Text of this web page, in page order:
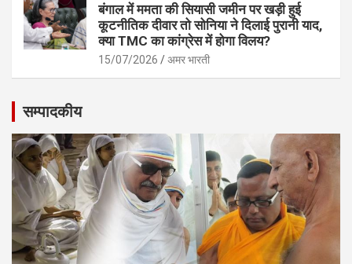
बंगाल में ममता की सियासी जमीन पर खड़ी हुई
कूटनीतिक दीवार तो सोनिया ने दिलाई पुरानी याद,
क्या TMC का कांग्रेस में होगा विलय?
15/07/2026 अमर भारती
सम्पादकीय